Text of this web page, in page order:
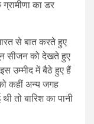
का डर
से बात करते हुए
सीजन को देखते हुए
उम्मीद में बैठे हुए हैं
कहीं अन्य जगह
तो बारिश का पानी